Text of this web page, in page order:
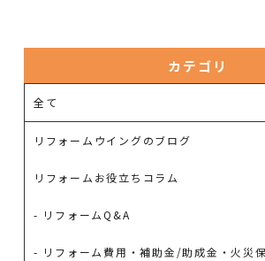
カテゴリ
全て
リフォームウイングのブログ
リフォームお役立ちコラム
- リフォームQ&A
- リフォーム費用・補助金/助成金・火災